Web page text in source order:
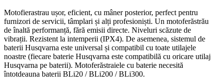
Motofierastrau ușor, eficient, cu mâner posterior, perfect pentru
furnizori de servicii, tâmplari și alți profesioniști. Un motoferăstrău
de înaltă performanță, fără emisii directe. Niveluri scăzute de
vibrații. Rezistent la intemperii (IPX4). De asemenea, sistemul de
baterii Husqvarna este universal și compatibil cu toate utilajele
noastre (fiecare baterie Husqvarna este compatibilă cu oricare utilaj
Husqvarna pe baterii). Motoferăstraiele cu baterie necesită
întotdeauna baterii BLi20 / BLi200 / BLi300.